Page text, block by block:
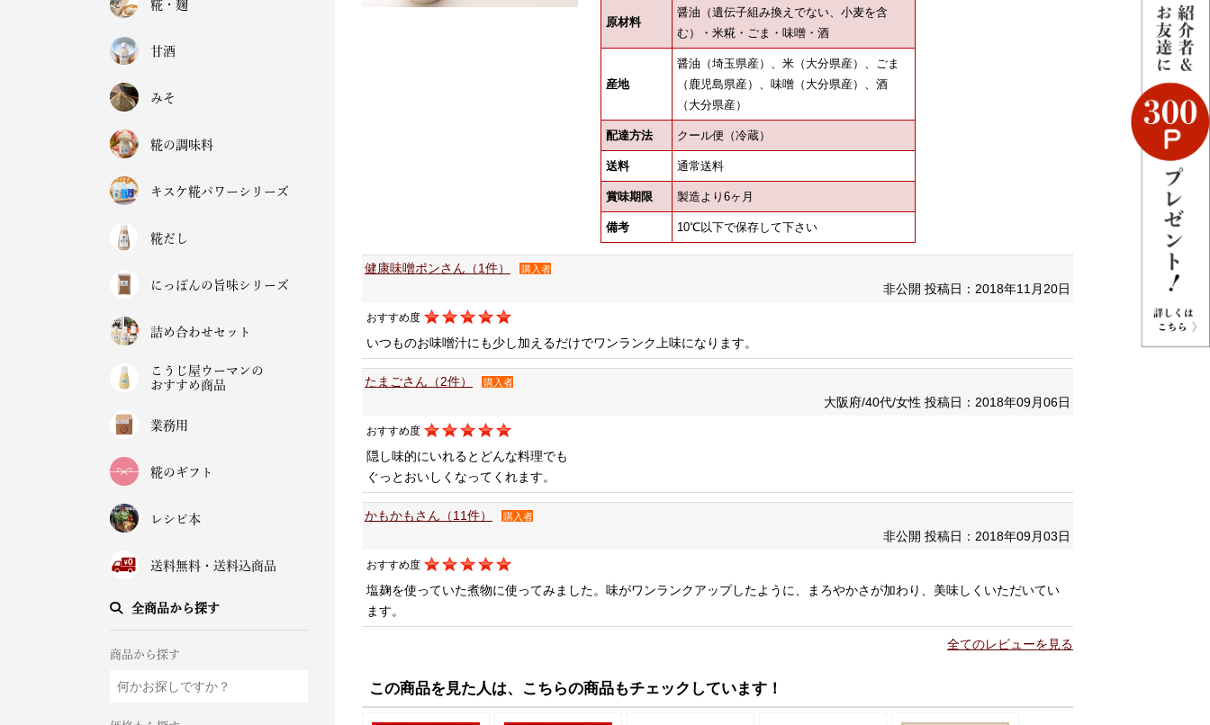
糀・麹
甘酒
みそ
糀の調味料
キスケ糀パワーシリーズ
糀だし
にっぽんの旨味シリーズ
詰め合わせセット
こうじ屋ウーマンの
おすすめ商品
業務用
糀のギフト
レシピ本
送料無料・送料込商品
全商品から探す
商品から探す
原材料
醤油（遺伝子組み換えでない、小麦を含
む）・米糀・ごま・味噌・酒
産地
醤油（埼玉県産）、米（大分県産）、ごま
（鹿児島県産）、味噌（大分県産）、酒
（大分県産）
配達方法 クール便（冷蔵）
送料 通常送料
賞味期限 製造より6ヶ月
備考 10℃以下で保存して下さい
健康味噌ポンさん（1件） 購入者
非公開 投稿日：2018年11月20日
おすすめ度
いつものお味噌汁にも少し加えるだけでワンランク上味になります。
たまごさん（2件） 購入者
大阪府/40代/女性 投稿日：2018年09月06日
おすすめ度
隠し味的にいれるとどんな料理でも
ぐっとおいしくなってくれます。
かもかもさん（11件） 購入者
非公開 投稿日：2018年09月03日
おすすめ度
塩麹を使っていた煮物に使ってみました。味がワンランクアップしたように、まろやかさが加わり、美味しくいただいてい
ます。
全てのレビューを見る
この商品を見た人は、こちらの商品もチェックしています！